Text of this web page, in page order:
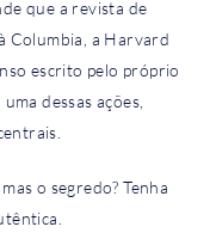
que a revista de
Columbia, a Harvard
escrito pelo próprio
dessas ações,
o segredo? Tenha